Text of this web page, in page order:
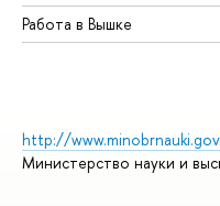
Работа в Вышке
http://
Министерство науки и